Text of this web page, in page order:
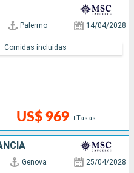
Palermo 14/04/2028
US$ 969 +Tasas
Comidas incluidas
Genova 25/04/2028